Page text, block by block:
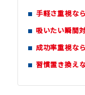
手軽さ重視な
吸いたい瞬間
成功率重視な
習慣置き換え